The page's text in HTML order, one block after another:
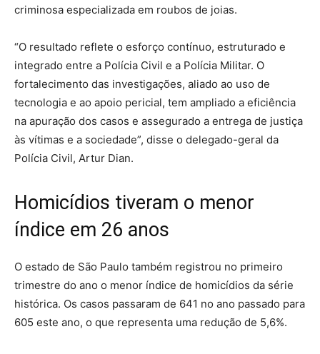
criminosa especializada em roubos de joias.
“O resultado reflete o esforço contínuo, estruturado e
integrado entre a Polícia Civil e a Polícia Militar. O
fortalecimento das investigações, aliado ao uso de
tecnologia e ao apoio pericial, tem ampliado a eficiência
na apuração dos casos e assegurado a entrega de justiça
às vítimas e a sociedade”, disse o delegado-geral da
Polícia Civil, Artur Dian.
Homicídios tiveram o menor
índice em 26 anos
O estado de São Paulo também registrou no primeiro
trimestre do ano o menor índice de homicídios da série
histórica. Os casos passaram de 641 no ano passado para
605 este ano, o que representa uma redução de 5,6%.